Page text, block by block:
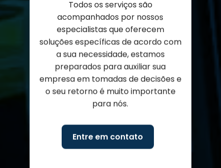
Todos os serviços são
acompanhados por nossos
especialistas que oferecem
soluções específicas de acordo com
a sua necessidade, estamos
preparados para auxiliar sua
empresa em tomadas de decisões e
o seu retorno é muito importante
para nós.
Entre em contato